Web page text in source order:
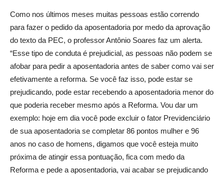
Como nos últimos meses muitas pessoas estão correndo
para fazer o pedido da aposentadoria por medo da aprovação
do texto da PEC, o professor Antônio Soares faz um alerta.
“Esse tipo de conduta é prejudicial, as pessoas não podem se
afobar para pedir a aposentadoria antes de saber como vai ser
efetivamente a reforma. Se você faz isso, pode estar se
prejudicando, pode estar recebendo a aposentadoria menor do
que poderia receber mesmo após a Reforma. Vou dar um
exemplo: hoje em dia você pode excluir o fator Previdenciário
de sua aposentadoria se completar 86 pontos mulher e 96
anos no caso de homens, digamos que você esteja muito
próxima de atingir essa pontuação, fica com medo da
Reforma e pede a aposentadoria, vai acabar se prejudicando